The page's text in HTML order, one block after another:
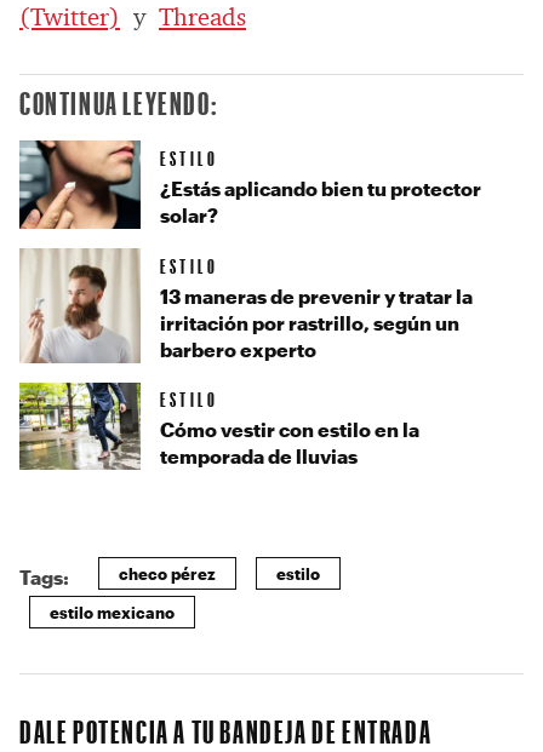
(Twitter) y Threads
CONTINUA LEYENDO:
ESTILO
¿Estás aplicando bien tu protector
solar?
ESTILO
13 maneras de prevenir y tratar la
irritación por rastrillo, según un
barbero experto
ESTILO
Cómo vestir con estilo en la
temporada de lluvias
Tags: checo pérez estilo
estilo mexicano
DALE POTENCIA A TU BANDEJA DE ENTRADA